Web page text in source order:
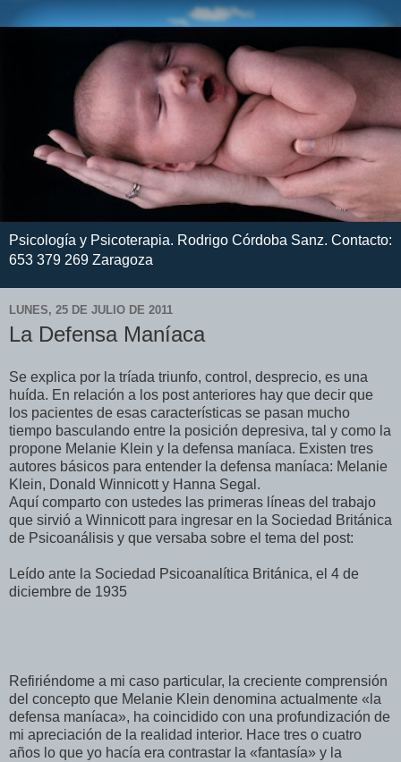
Psicología y Psicoterapia. Rodrigo Córdoba Sanz. Contacto:
653 379 269 Zaragoza
LUNES, 25 DE JULIO DE 2011
La Defensa Maníaca
Se explica por la tríada triunfo, control, desprecio, es una
huída. En relación a los post anteriores hay que decir que
los pacientes de esas características se pasan mucho
tiempo basculando entre la posición depresiva, tal y como la
propone Melanie Klein y la defensa maníaca. Existen tres
autores básicos para entender la defensa maníaca: Melanie
Klein, Donald Winnicott y Hanna Segal.
Aquí comparto con ustedes las primeras líneas del trabajo
que sirvió a Winnicott para ingresar en la Sociedad Británica
de Psicoanálisis y que versaba sobre el tema del post:
Leído ante la Sociedad Psicoanalítica Británica, el 4 de
diciembre de 1935
Refiriéndome a mi caso particular, la creciente comprensión
del concepto que Melanie Klein denomina actualmente «la
defensa maníaca», ha coincidido con una profundización de
mi apreciación de la realidad interior. Hace tres o cuatro
años lo que yo hacía era contrastar la «fantasía» y la